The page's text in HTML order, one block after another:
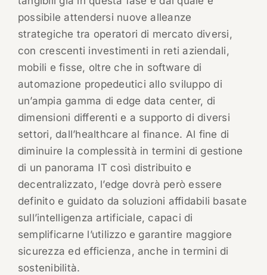
possibile attendersi nuove alleanze
strategiche tra operatori di mercato diversi,
con crescenti investimenti in reti aziendali,
mobili e fisse, oltre che in software di
automazione propedeutici allo sviluppo di
un’ampia gamma di edge data center, di
dimensioni differenti e a supporto di diversi
settori, dall’healthcare al finance. Al fine di
diminuire la complessità in termini di gestione
di un panorama IT così distribuito e
decentralizzato, l’edge dovrà però essere
definito e guidato da soluzioni affidabili basate
sull’intelligenza artificiale, capaci di
semplificarne l’utilizzo e garantire maggiore
sicurezza ed efficienza, anche in termini di
sostenibilità.